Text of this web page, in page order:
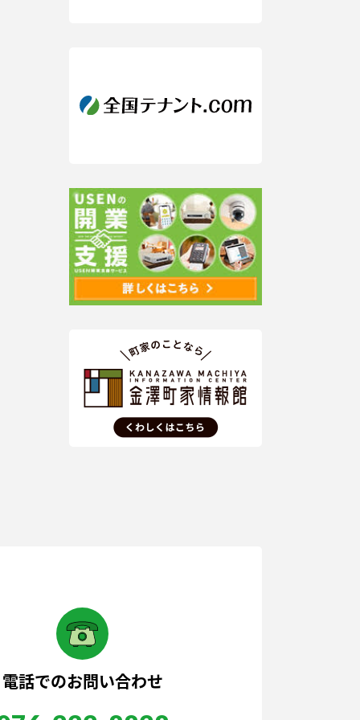
電話でのお問い合わせ